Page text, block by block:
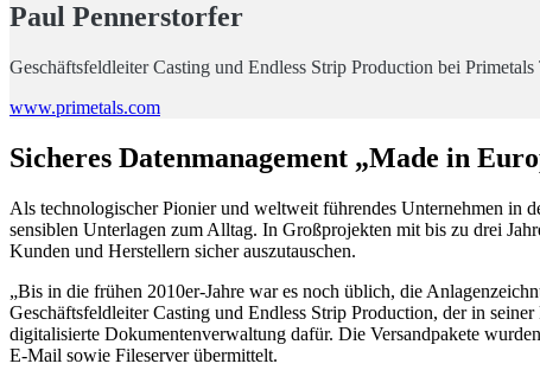
Paul Pennerstorfer
Geschäftsfeldleiter Casting und Endless Strip Production bei Primetals
www.primetals.com
Sicheres Datenmanagement „Made in
Als technologischer Pionier und weltweit führendes Unternehmen in
sensiblen Unterlagen zum Alltag. In Großprojekten mit bis zu drei
Kunden und Herstellern sicher auszutauschen.
„Bis in die frühen 2010er-Jahre war es noch üblich, die
Geschäftsfeldleiter Casting und Endless Strip Production, der in
digitalisierte Dokumentenverwaltung dafür. Die Versandpakete
E-Mail sowie Fileserver übermittelt.